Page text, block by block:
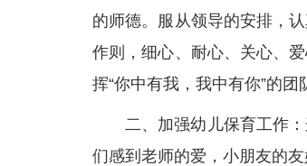
的师德。服从领导的安排，
作则，细心、耐心、关心、
挥“你中有我，我中有你”的
二、加强幼儿保育工作
们感到老师的爱，小朋友的